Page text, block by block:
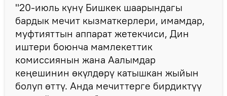
"20-июль күнү Бишкек шаарындагы
бардык мечит кызматкерлери, имамдар,
муфтияттын аппарат жетекчиси, Дин
иштери боюнча мамлекеттик
комиссиянын жана Аалымдар
кеңешинин өкүлдөрү катышкан жыйын
болуп өттү. Анда мечиттерге бирдиктүү